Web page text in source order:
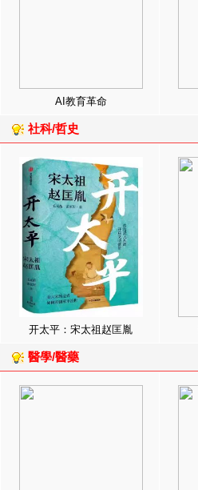
AI教育革命
社科/哲史
开太平：宋太祖赵匡胤
醫學/醫藥